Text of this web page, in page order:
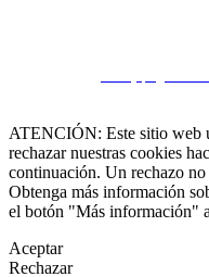
ATENCIÓN: Este sitio web
rechazar nuestras cookies
continuación. Un rechazo
Obtenga más información
el botón "Más información"
Aceptar
Rechazar